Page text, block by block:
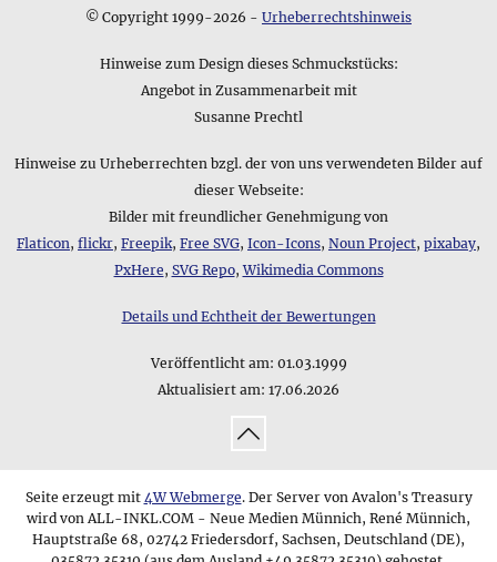
© Copyright 1999-2026 - Urheberrechtshinweis
Hinweise zum Design dieses Schmuckstücks:
Angebot in Zusammenarbeit mit
Susanne Prechtl
Hinweise zu Urheberrechten bzgl. der von uns verwendeten Bilder auf
dieser Webseite:
Bilder mit freundlicher Genehmigung von
Flaticon, flickr, Freepik, Free SVG, Icon-Icons, Noun Project, pixabay,
PxHere, SVG Repo,Wikimedia Commons
Details und Echtheit der Bewertungen
Veröffentlicht am: 01.03.1999
Aktualisiert am: 17.06.2026
↑
Seite erzeugt mit 4W Webmerge. Der Server von Avalon's Treasury
wird von ALL-INKL.COM - Neue Medien Münnich, René Münnich,
Hauptstraße 68, 02742 Friedersdorf, Sachsen, Deutschland (DE),